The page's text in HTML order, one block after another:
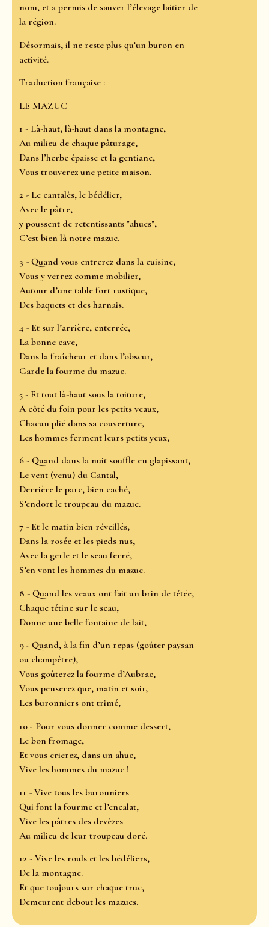
nom, et a permis de sauver l’élevage laitier de
la région.
Désormais, il ne reste plus qu’un buron en
activité.
Traduction française :
LE MAZUC
1 - Là-haut, là-haut dans la montagne,
Au milieu de chaque pâturage,
Dans l’herbe épaisse et la gentiane,
Vous trouverez une petite maison.
2 - Le cantalès, le bédélier,
Avec le pâtre,
y poussent de retentissants "ahucs",
C’est bien là notre mazuc.
3 - Quand vous entrerez dans la cuisine,
Vous y verrez comme mobilier,
Autour d’une table fort rustique,
Des baquets et des harnais.
4 - Et sur l’arrière, enterrée,
La bonne cave,
Dans la fraîcheur et dans l’obscur,
Garde la fourme du mazuc.
5 - Et tout là-haut sous la toiture,
À côté du foin pour les petits veaux,
Chacun plié dans sa couverture,
Les hommes ferment leurs petits yeux,
6 - Quand dans la nuit souffle en glapissant,
Le vent (venu) du Cantal,
Derrière le parc, bien caché,
S’endort le troupeau du mazuc.
7 - Et le matin bien réveillés,
Dans la rosée et les pieds nus,
Avec la gerle et le seau ferré,
S’en vont les hommes du mazuc.
8 - Quand les veaux ont fait un brin de tétée,
Chaque tétine sur le seau,
Donne une belle fontaine de lait,
9 - Quand, à la fin d’un repas (goûter paysan
ou champêtre),
Vous goûterez la fourme d’Aubrac,
Vous penserez que, matin et soir,
Les buronniers ont trimé,
10 - Pour vous donner comme dessert,
Le bon fromage,
Et vous crierez, dans un ahuc,
Vive les hommes du mazuc !
11 - Vive tous les buronniers
Qui font la fourme et l’encalat,
Vive les pâtres des devèzes
Au milieu de leur troupeau doré.
12 - Vive les rouls et les bédéliers,
De la montagne.
Et que toujours sur chaque truc,
Demeurent debout les mazucs.